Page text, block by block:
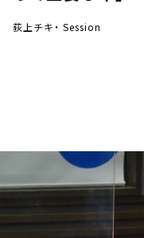
お知らせ
イベント・グッズ
会社情報
荻上チキ・ Session